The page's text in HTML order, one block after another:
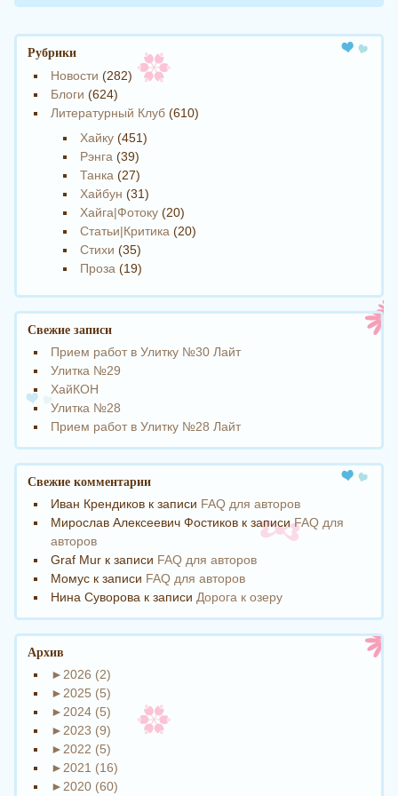
Навигация записи
Рубрики
Новости (282)
Блоги (624)
Литературный Клуб (610)
Хайку (451)
Рэнга (39)
Танка (27)
Хайбун (31)
Хайга|Фотоку (20)
Статьи|Критика (20)
Стихи (35)
Проза (19)
Свежие записи
Прием работ в Улитку №30 Лайт
Улитка №29
ХайКОН
Улитка №28
Прием работ в Улитку №28 Лайт
Свежие комментарии
Иван Крендиков к записи FAQ для авторов
Мирослав Алексеевич Фостиков к записиFAQ для
авторов
Graf Mur к записи FAQ для авторов
Момус к записи FAQ для авторов
Нина Суворова к записи Дорога к озеру
Архив
► 2026 (2)
► 2025 (5)
► 2024 (5)
► 2023 (9)
► 2022 (5)
► 2021 (16)
► 2020 (60)